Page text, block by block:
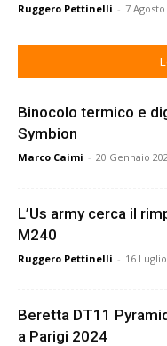
Ruggero Pettinelli - 7 Agosto
Binocolo termico e
Symbion
Marco Caimi - 20 Gennaio
L’Us army cerca il
M240
Ruggero Pettinelli - 16
Beretta DT11
a Parigi 2024